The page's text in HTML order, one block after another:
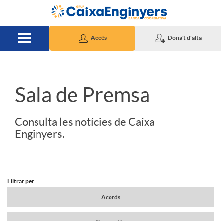
Salta al contingut principal
Accés Dona't d'alta
S
d
Sala de Premsa
Consulta les notícies de Caixa
Enginyers.
N
Filtrar per:
Acords